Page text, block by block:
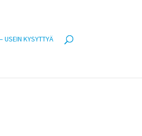
USEIN KYSYTTYÄ